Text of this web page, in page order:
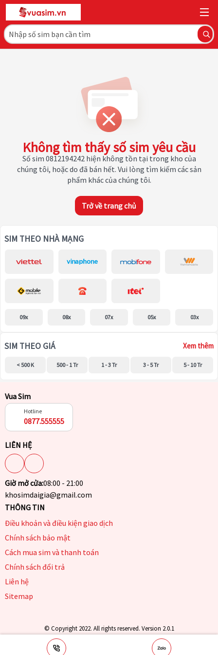
Không tìm thấy số sim yêu cầu
Số sim 0812194242 hiện không tồn tại trong kho của
chúng tôi, hoặc do đã bán hết. Vui lòng tìm kiếm các sản
phẩm khác của chúng tôi.
Trở về trang chủ
SIM THEO NHÀ MẠNG
09x 08x 07x 05x 03x
SIM THEO GIÁ Xem thêm
< 500 K 500 - 1 Tr 1 - 3 Tr 3 - 5 Tr 5 - 10 Tr
Vua Sim
Hotline
0877.555555
LIÊN HỆ
Giờ mở cửa:08:00 - 21:00
khosimdaigia@gmail.com
THÔNG TIN
Điều khoản và điều kiện giao dịch
Chính sách bảo mật
Cách mua sim và thanh toán
Chính sách đổi trả
Liên hệ
Sitemap
© Copyright 2022. All rights reserved. Version 2.0.1